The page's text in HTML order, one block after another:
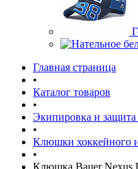
Главная страница
•
Каталог товаров
•
Экипировка и защита
•
Клюшки хоккейного
•
Клюшка Bauer Nexus